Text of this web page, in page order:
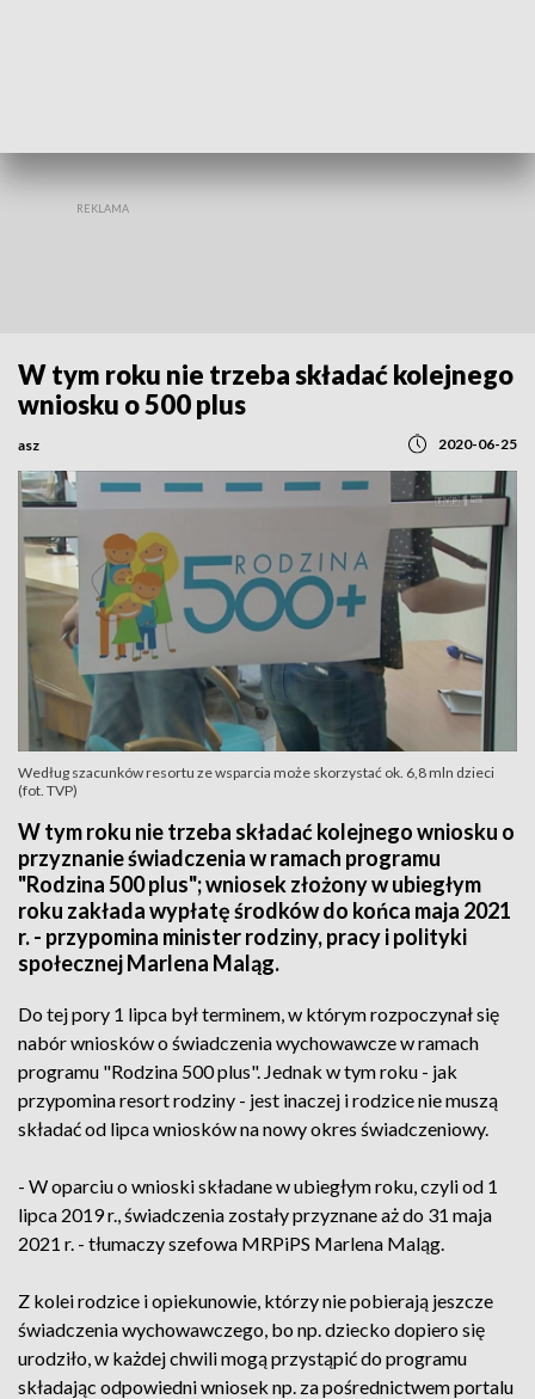
W tym roku nie trzeba składać kolejnego
wniosku o 500 plus
asz 2020-06-25
Według szacunków resortu ze wsparcia może skorzystać ok. 6,8 mln dzieci
(fot. TVP)
W tym roku nie trzeba składać kolejnego wniosku o
przyznanie świadczenia w ramach programu
"Rodzina 500 plus"; wniosek złożony w ubiegłym
roku zakłada wypłatę środków do końca maja 2021
r. - przypomina minister rodziny, pracy i polityki
społecznej Marlena Maląg.
Do tej pory 1 lipca był terminem, w którym rozpoczynał się
nabór wniosków o świadczenia wychowawcze w ramach
programu "Rodzina 500 plus". Jednak w tym roku - jak
przypomina resort rodziny - jest inaczej i rodzice nie muszą
składać od lipca wniosków na nowy okres świadczeniowy.
- W oparciu o wnioski składane w ubiegłym roku, czyli od 1
lipca 2019 r., świadczenia zostały przyznane aż do 31 maja
2021 r. - tłumaczy szefowa MRPiPS Marlena Maląg.
Z kolei rodzice i opiekunowie, którzy nie pobierają jeszcze
świadczenia wychowawczego, bo np. dziecko dopiero się
urodziło, w każdej chwili mogą przystąpić do programu
składając odpowiedni wniosek np. za pośrednictwem portalu